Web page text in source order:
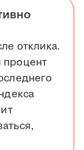
отклика.